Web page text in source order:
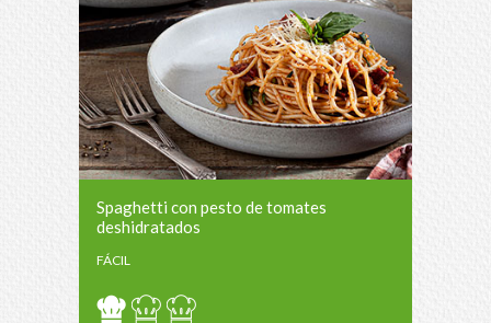
Spaghetti con pesto de tomates
deshidratados
FÁCIL